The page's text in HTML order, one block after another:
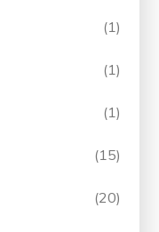
(1)
(1)
(1)
(15)
(20)